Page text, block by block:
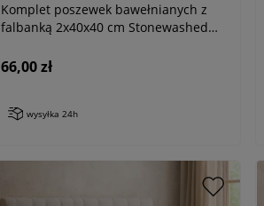
Komplet poszewek bawełnianych z
falbanką 2x40x40 cm Stonewashed
66,00 zł
wysyłka 24h